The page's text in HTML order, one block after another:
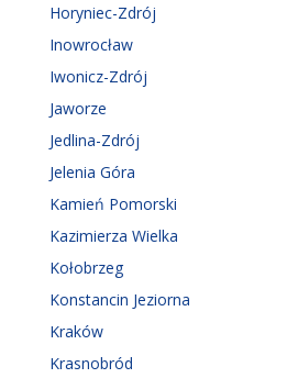
Horyniec-Zdrój
Inowrocław
Iwonicz-Zdrój
Jaworze
Jedlina-Zdrój
Jelenia Góra
Kamień Pomorski
Kazimierza Wielka
Kołobrzeg
Konstancin Jeziorna
Kraków
Krasnobród